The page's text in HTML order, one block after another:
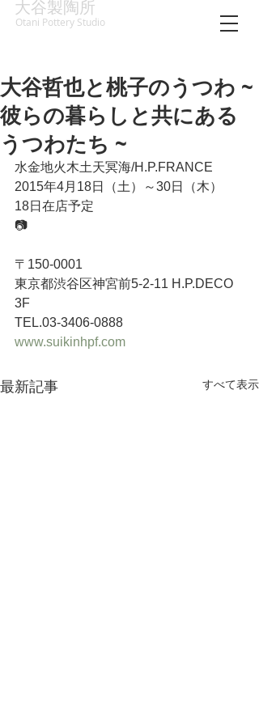
大谷製陶所
Otani Pottery Studio
大谷哲也と桃子のうつわ ~
彼らの暮らしと共にある
うつわたち ~
水金地火木土天冥海/H.P.FRANCE
2015年4月18日（土）～30日（木）
18日在店予定
📷
〒150-0001
東京都渋谷区神宮前5-2-11 H.P.DECO
3F
TEL.03-3406-0888
www.suikinhpf.com
最新記事 すべて表示